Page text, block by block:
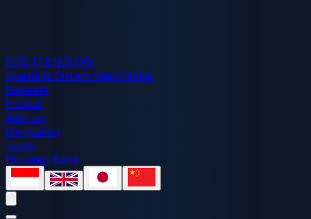
EOS TEKNOLOGI
Spesialis Sistem Manufaktur
Beranda
Produk
Add-on
BlogGaleri
Tools
Hubungi Kami